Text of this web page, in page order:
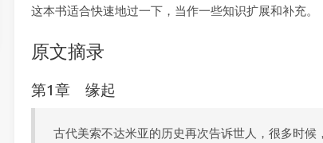
这本书适合快速地过一下，当作一些知识扩展和补充。
原文摘录
第1章 缘起
古代美索不达米亚的历史再次告诉世人，很多时候